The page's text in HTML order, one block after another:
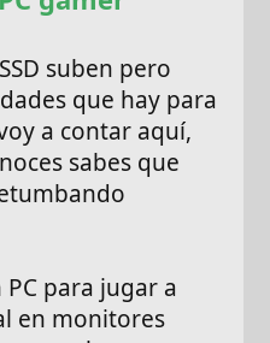
suben pero
que hay para
a contar aquí,
sabes que
para jugar a
en monitores